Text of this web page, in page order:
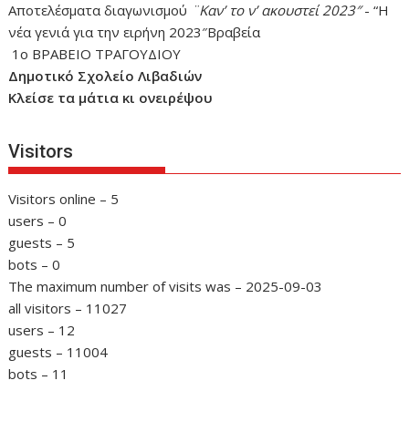
Αποτελέσματα διαγωνισμού ¨Καν’ το ν’ ακουστεί 2023″- “Η
νέα γενιά για την ειρήνη 2023″Βραβεία
1ο ΒΡΑΒΕΙΟ ΤΡΑΓΟΥΔΙΟΥ
Δημοτικό Σχολείο Λιβαδιών
Κλείσε τα μάτια κι ονειρέψου
Visitors
Visitors online – 5
users – 0
guests – 5
bots – 0
The maximum number of visits was – 2025-09-03
all visitors – 11027
users – 12
guests – 11004
bots – 11